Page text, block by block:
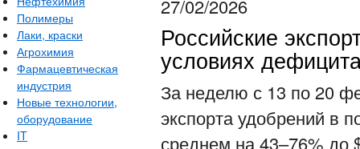
Полимеры
Лаки, краски
Агрохимия
Фармацевтическая
индустрия
Новые технологии,
оборудование
IT
27/02/2026
Российские
условиях
За неделю с 13 по 20
экспорта удобрений в
среднем на 43–76% до